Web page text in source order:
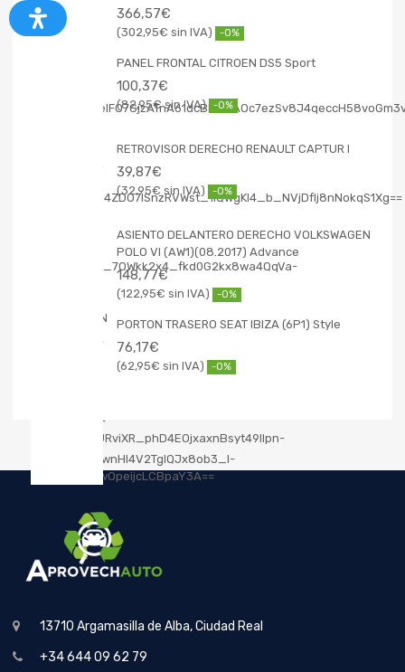
366,57€
302,95€ -0%
PANEL FRONTAL CITROEN DS5 Sport
100,37€
82,95€ -0%
RETROVISOR DERECHO RENAULT CAPTUR I
39,87€
32,95€ -0%
ASIENTO DELANTERO DERECHO VOLKSWAGEN
POLO VI (AW1)(08.2017) Advance
148,77€
122,95€ -0%
PORTON TRASERO SEAT IBIZA (6P1) Style
76,17€
62,95€ -0%
13710 Argamasilla de Alba, Ciudad Real
+34 644 09 62 79